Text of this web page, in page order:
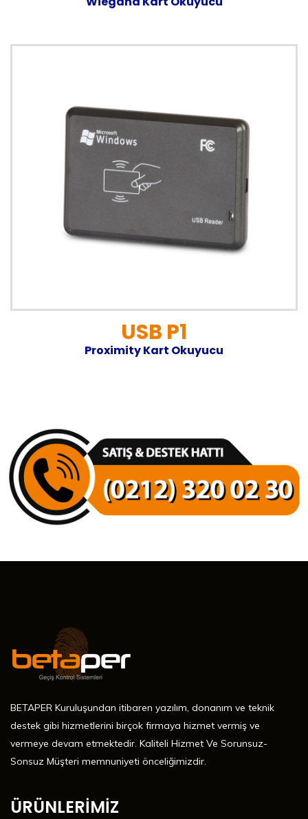
USB P1
Proximity Kart Okuyucu
BETAPER Kuruluşundan itibaren yazılım, donanım ve teknik
destek gibi hizmetlerini birçok firmaya hizmet vermiş ve
vermeye devam etmektedir. Kaliteli Hizmet Ve Sorunsuz-
Sonsuz Müşteri memnuniyeti önceliğimizdir.
ÜRÜNLERİMİZ